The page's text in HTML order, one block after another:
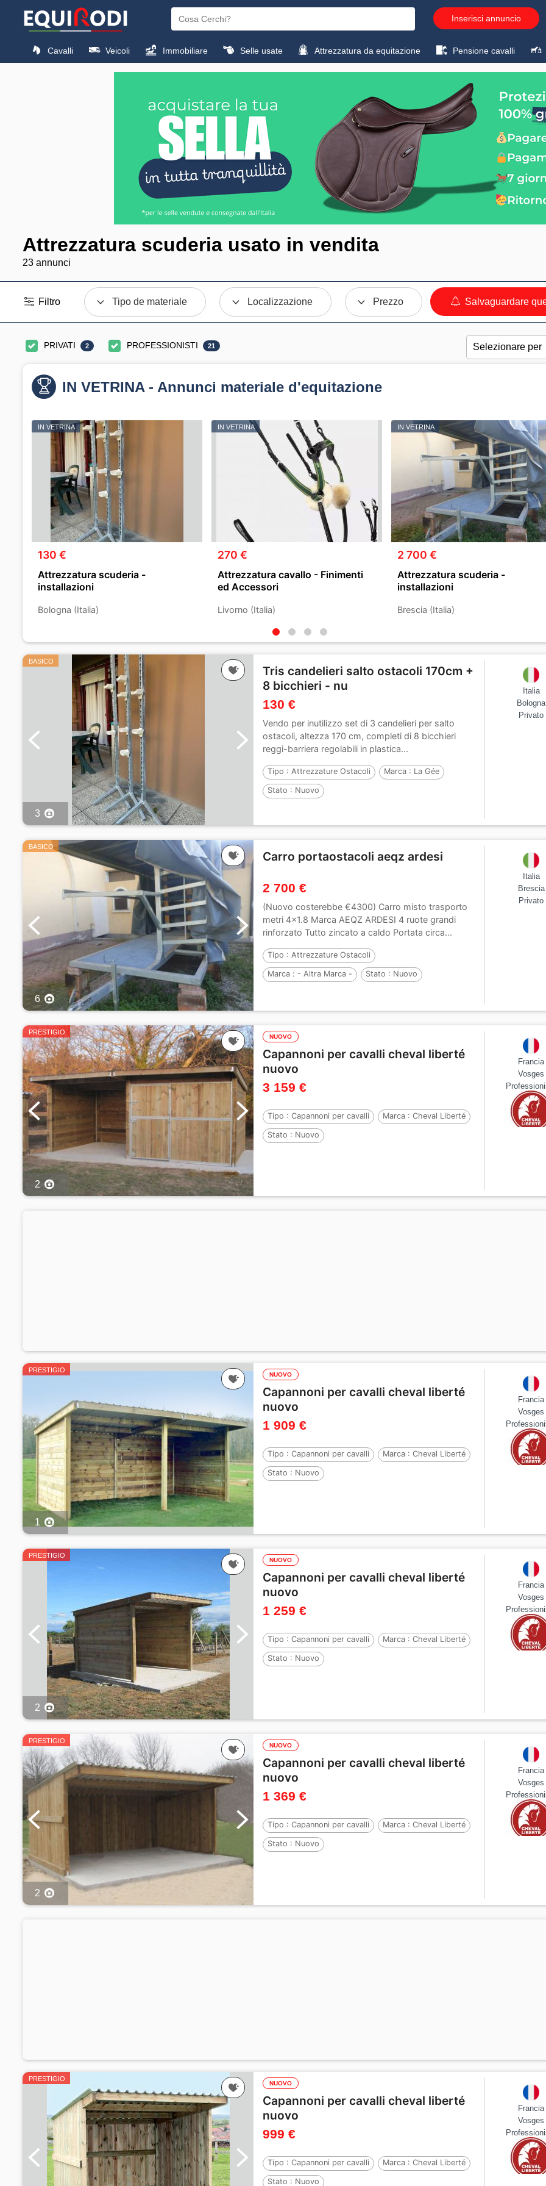
Inserisci annuncio
Cavalli Veicoli Immobiliare Selle usate Attrezzatura da equitazione Pensione cavalli
Attrezzatura scuderia usato in vendita
23 annunci
Filtro Tipo de materiale Localizzazione Prezzo Salvaguardare
PRIVATI 2 PROFESSIONISTI 21
IN VETRINA - Annunci materiale d'equitazione
IN VETRINA
130 €
Attrezzatura scuderia -
installazioni
Bologna (Italia)
IN VETRINA
270 €
Attrezzatura cavallo - Finimenti
ed Accessori
Livorno (Italia)
IN VETRINA
2 700 €
Attrezzatura scuderia -
installazioni
Brescia (Italia)
BASICO
3
Tris candelieri salto ostacoli 170cm +
8 bicchieri - nu
130 €
Vendo per inutilizzo set di 3 candelieri per salto
ostacoli, altezza 170 cm, completi di 8 bicchieri
reggi-barriera regolabili in plastica...
Tipo :Attrezzature Ostacoli Marca : La Gée
Stato : Nuovo
Italia
Bologna
Privato
BASICO
6
Carro portaostacoli aeqz ardesi
2 700 €
(Nuovo costerebbe €4300) Carro misto trasporto
metri 4x1.8 Marca AEQZ ARDESI 4 ruote grandi
rinforzato Tutto zincato a caldo Portata circa...
Tipo :Attrezzature Ostacoli
Marca : - Altra Marca - Stato : Nuovo
Italia
Brescia
Privato
PRESTIGIO
2
NUOVO
Capannoni per cavalli cheval liberté
nuovo
3 159 €
Tipo :Capannoni per cavalli Marca :Cheval Liberté
Stato : Nuovo
Francia
Vosges
PRESTIGIO
1
NUOVO
Capannoni per cavalli cheval liberté
nuovo
1 909 €
Tipo :Capannoni per cavalli Marca :Cheval Liberté
Stato : Nuovo
Francia
Vosges
PRESTIGIO
2
NUOVO
Capannoni per cavalli cheval liberté
nuovo
1 259 €
Tipo :Capannoni per cavalli Marca :Cheval Liberté
Stato : Nuovo
Francia
Vosges
PRESTIGIO
2
NUOVO
Capannoni per cavalli cheval liberté
nuovo
1 369 €
Tipo :Capannoni per cavalli Marca :Cheval Liberté
Stato : Nuovo
Francia
Vosges
PRESTIGIO
NUOVO
Capannoni per cavalli cheval liberté
nuovo
999 €
Tipo :Capannoni per cavalli Marca :Cheval Liberté
Stato : Nuovo
Francia
Vosges